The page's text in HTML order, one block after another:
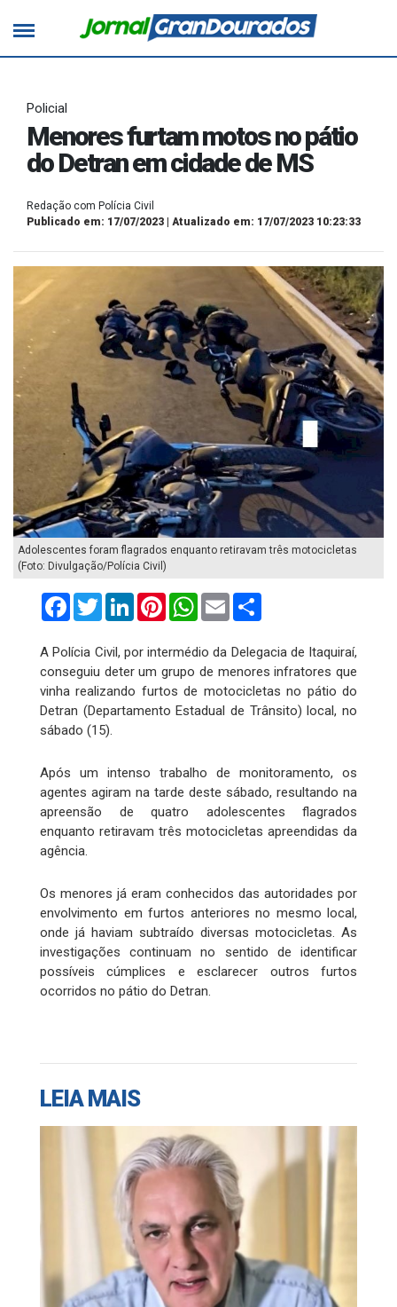
Policial
Menores furtam motos no pátio
do Detran em cidade de MS
Redação com Polícia Civil
Publicado em: 17/07/2023 | Atualizado em: 17/07/2023 10:23:33
Adolescentes foram flagrados enquanto retiravam três motocicletas
(Foto: Divulgação/Polícia Civil)
FacebookTwitterLinkedInPinterestWhatsApp
Email
A Polícia Civil, por intermédio da Delegacia de Itaquiraí,
conseguiu deter um grupo de menores infratores que
vinha realizando furtos de motocicletas no pátio do
Detran (Departamento Estadual de Trânsito) local, no
sábado (15).
Após um intenso trabalho de monitoramento, os
agentes agiram na tarde deste sábado, resultando na
apreensão de quatro adolescentes flagrados
enquanto retiravam três motocicletas apreendidas da
agência.
Os menores já eram conhecidos das autoridades por
envolvimento em furtos anteriores no mesmo local,
onde já haviam subtraído diversas motocicletas. As
investigações continuam no sentido de identificar
possíveis cúmplices e esclarecer outros furtos
ocorridos no pátio do Detran.
LEIA MAIS